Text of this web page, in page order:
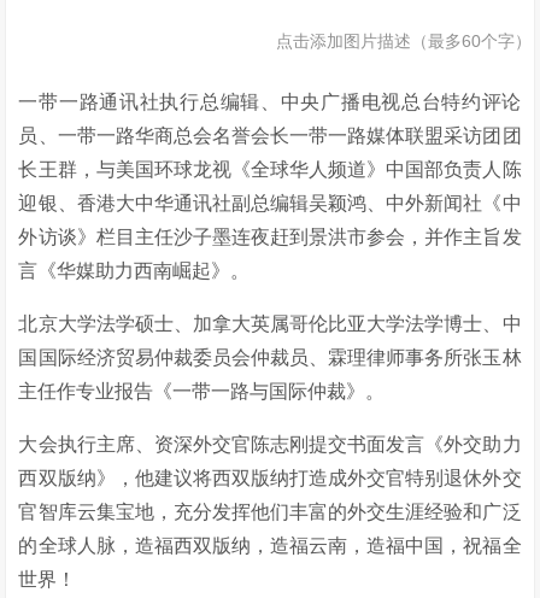
点击添加图片描述（最多60个字）
一带一路通讯社执行总编辑、中央广播电视总台特约评论
员、一带一路华商总会名誉会长一带一路媒体联盟采访团团
长王群，与美国环球龙视《全球华人频道》中国部负责人陈
迎银、香港大中华通讯社副总编辑吴颖鸿、中外新闻社《中
外访谈》栏目主任沙子墨连夜赶到景洪市参会，并作主旨发
言《华媒助力西南崛起》。
北京大学法学硕士、加拿大英属哥伦比亚大学法学博士、中
国国际经济贸易仲裁委员会仲裁员、霖理律师事务所张玉林
主任作专业报告《一带一路与国际仲裁》。
大会执行主席、资深外交官陈志刚提交书面发言《外交助力
西双版纳》，他建议将西双版纳打造成外交官特别退休外交
官智库云集宝地，充分发挥他们丰富的外交生涯经验和广泛
的全球人脉，造福西双版纳，造福云南，造福中国，祝福全
世界！